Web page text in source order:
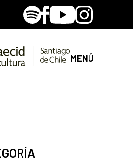
SpotifyFacebook
YoutubeInstagram
MENÚ